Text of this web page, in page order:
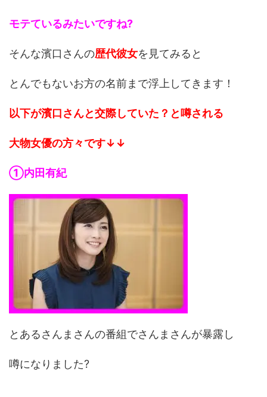
モテているみたいですね?
そんな濱口さんの歴代彼女を見てみると
とんでもないお方の名前まで浮上してきます！
以下が濱口さんと交際していた？と噂される
大物女優の方々です↓↓
①内田有紀
とあるさんまさんの番組でさんまさんが暴露し
噂になりました?